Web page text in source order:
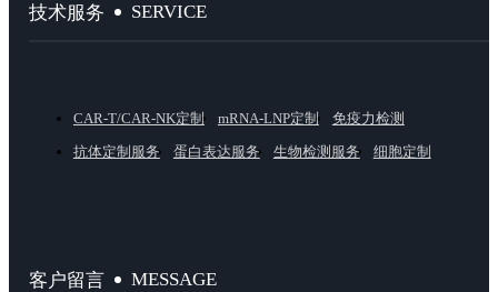
技术服务 SERVICE
CAR-T/CAR-NK定制 mRNA-LNP定制
免疫力检测
抗体定制服务
蛋白表达服务 生物检测服务 细胞定制
客户留言 MESSAGE